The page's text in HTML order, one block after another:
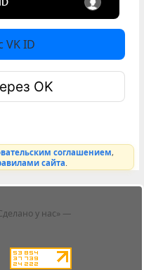
VK ID
OK
соглашением,
сайта
у нас» —